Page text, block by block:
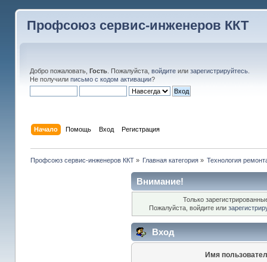
Профсоюз сервис-инженеров ККТ
Добро пожаловать, Гость. Пожалуйста, войдитеили зарегистрируйтесь.
Не получили письмо с кодом активации?
Начало Помощь Вход Регистрация
Профсоюз сервис-инженеров ККТ» Главная категория » Технология
Внимание!
Только
Пожалуйста, войдите или
Вход
Имя